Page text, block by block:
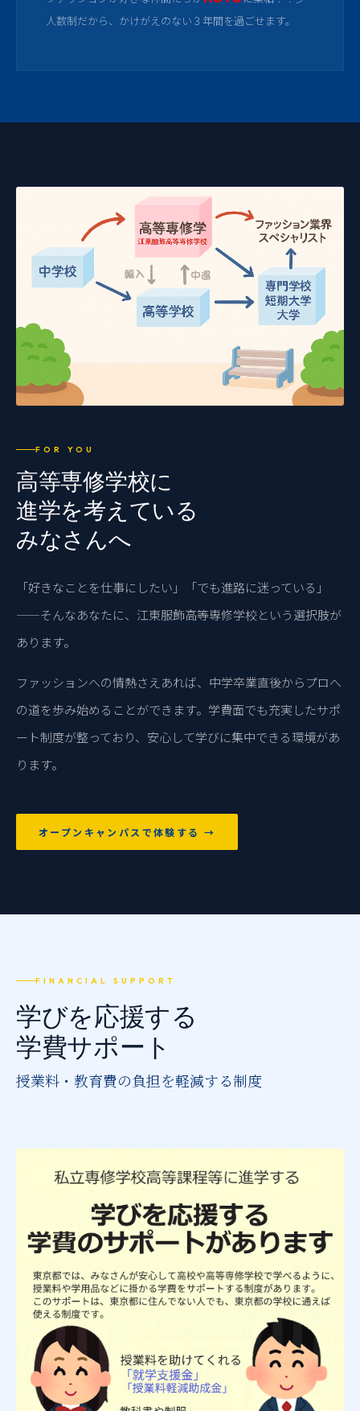
人数制だから、かけがえのない３年間を過ごせます。
FOR YOU
高等専修学校に
進学を考えている
みなさんへ
「好きなことを仕事にしたい」「でも進路に迷っている」
——そんなあなたに、江東服飾高等専修学校という選択肢が
あります。
ファッションへの情熱さえあれば、中学卒業直後からプロへ
の道を歩み始めることができます。学費面でも充実したサポ
ート制度が整っており、安心して学びに集中できる環境があ
ります。
オープンキャンパスで体験する →
FINANCIAL SUPPORT
学びを応援する
学費サポート
授業料・教育費の負担を軽減する制度